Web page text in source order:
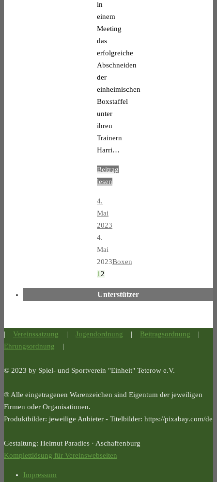
in
einem
Meeting
das
erfolgreiche
Abschneiden
der
einheimischen
Boxstaffel
unter
ihren
Trainern
Harri…
Beitrag
lesen
4.
Mai
2023
4.
Mai
2023Boxen
1 2
Unterstützer
| Vereinssatzung | Jugendordnung | Beitragsordnung |
Ehrungsordnung |
© 2023 by Spiel- und Sportverein "Einheit" Teterow e.V.
® Alle eingetragenen Warenzeichen sind Eigentum der jeweiligen
Firmen oder Organisationen.
Produktbilder: jeweilige Anbieter - Titelbilder: https://pixabay.com/de
Gestaltung: Helmut Paradies · Aschaffenburg
Komplettlösung für Vereinswebseiten
Impressum